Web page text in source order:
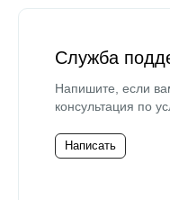
Служба
Напишите, если
консультация по
Написать